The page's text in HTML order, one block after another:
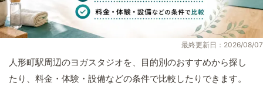
最終更新日：2026/08/07
人形町駅周辺のヨガスタジオを、目的別のおすすめから探し
たり、料金・体験・設備などの条件で比較したりできます。